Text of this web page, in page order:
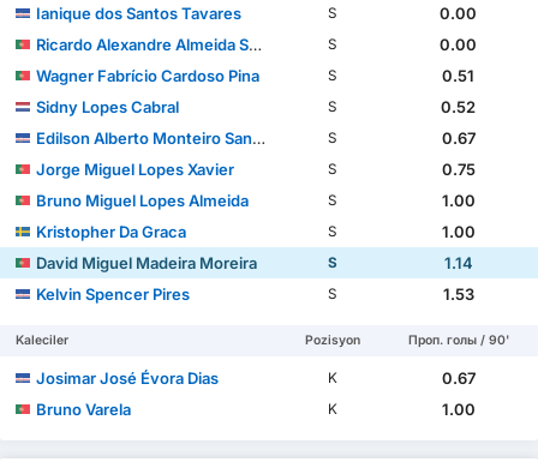
Ianique dos Santos Tavares
S
0.00
Ricardo Alexandre Almeida Santos
S
0.00
Wagner Fabrício Cardoso Pina
S
0.51
Sidny Lopes Cabral
S
0.52
Edilson Alberto Monteiro Sanches Borges
S
0.67
Jorge Miguel Lopes Xavier
S
0.75
Bruno Miguel Lopes Almeida
S
1.00
Kristopher Da Graca
S
1.00
David Miguel Madeira Moreira
S
1.14
Kelvin Spencer Pires
S 1.53
Kaleciler Pozisyon Проп. голы / 90'
Josimar José Évora Dias K
0.67
Bruno Varela
K 1.00